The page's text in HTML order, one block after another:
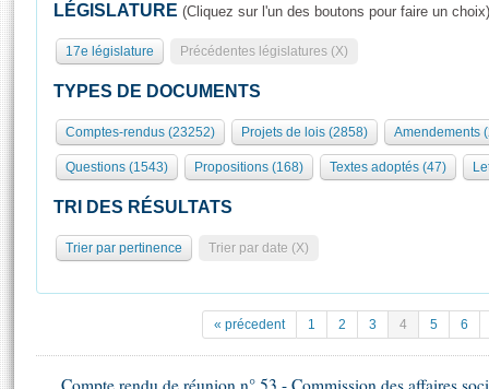
Présidence
577 députés
Groupes politiques
Séance publique
Commissions et autres organes
Europe et International
Pétitions
Projets de loi
Rôle et pouvoirs de l'Assemblée
Organisation de l'Assemblée
Présidence Conférence des Présidents Bureau Collège des
Statistiques et chiffres clés
Documents de référence
( Constitution | Règlement de l'Assemblée ... )
Visiter l'Assemblée
Visite virtuelle du palais Bourbon
Assister à une séance
LÉGISLATURE (Cliquez sur l'un des boutons pour faire un choix)
17e législature Précédentes législatures (X)
TYPES DE DOCUMENTS
Comptes-rendus (23252) Projets de lois (2858) Amendements
Questions (1543) Propositions (168) Textes adoptés (47)
TRI DES RÉSULTATS
Trier par pertinence Trier par date (X)
« précedent 1 2 3 4 5 6
Compte rendu de réunion n° 53 - Commission des affaires